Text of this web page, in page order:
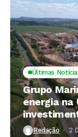
Últimas
Grupo
energia na
Redação 2